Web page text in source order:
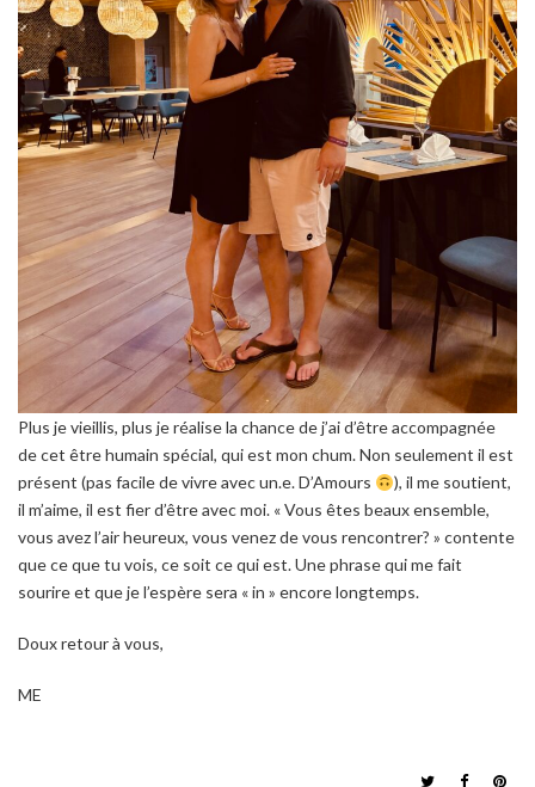
Plus je vieillis, plus je réalise la chance de j’ai d’être accompagnée
de cet être humain spécial, qui est mon chum. Non seulement il est
présent (pas facile de vivre avec un.e. D’Amours
), il me soutient,
il m’aime, il est fier d’être avec moi. « Vous êtes beaux ensemble,
vous avez l’air heureux, vous venez de vous rencontrer? » contente
que ce que tu vois, ce soit ce qui est. Une phrase qui me fait
sourire et que je l’espère sera « in » encore longtemps.
Doux retour à vous,
ME